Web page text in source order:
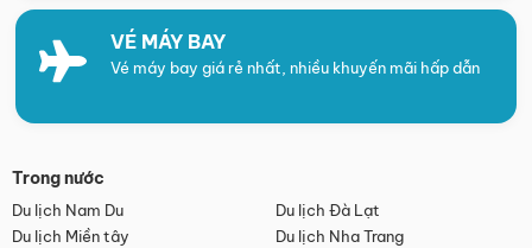
VÉ MÁY BAY
Vé máy bay giá rẻ nhất, nhiều khuyến mãi hấp dẫn
Trong nước
Du lịch Nam Du
Du lịch Đà Lạt
Du lịch Miền tây
Du lịch Nha Trang